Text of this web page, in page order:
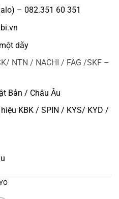
– 082.351 60 351
dãy
NTN / NACHI / FAG /SKF –
Bản / Châu Âu
KBK / SPIN / KYS/ KYD /